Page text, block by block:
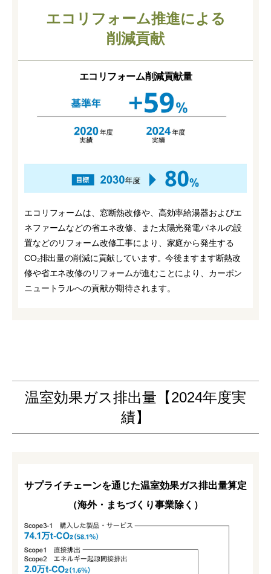
エコリフォーム推進による
削減貢献
エコリフォーム削減貢献量
エコリフォームは、窓断熱改修や、高効率給湯器およびエ
ネファームなどの省エネ改修、また太陽光発電パネルの設
置などのリフォーム改修工事により、家庭から発生する
CO₂排出量の削減に貢献しています。今後ますます断熱改
修や省エネ改修のリフォームが進むことにより、カーボン
ニュートラルへの貢献が期待されます。
温室効果ガス排出量【2024年度実
績】
サプライチェーンを通じた温室効果ガス排出量算定
（海外・まちづくり事業除く）